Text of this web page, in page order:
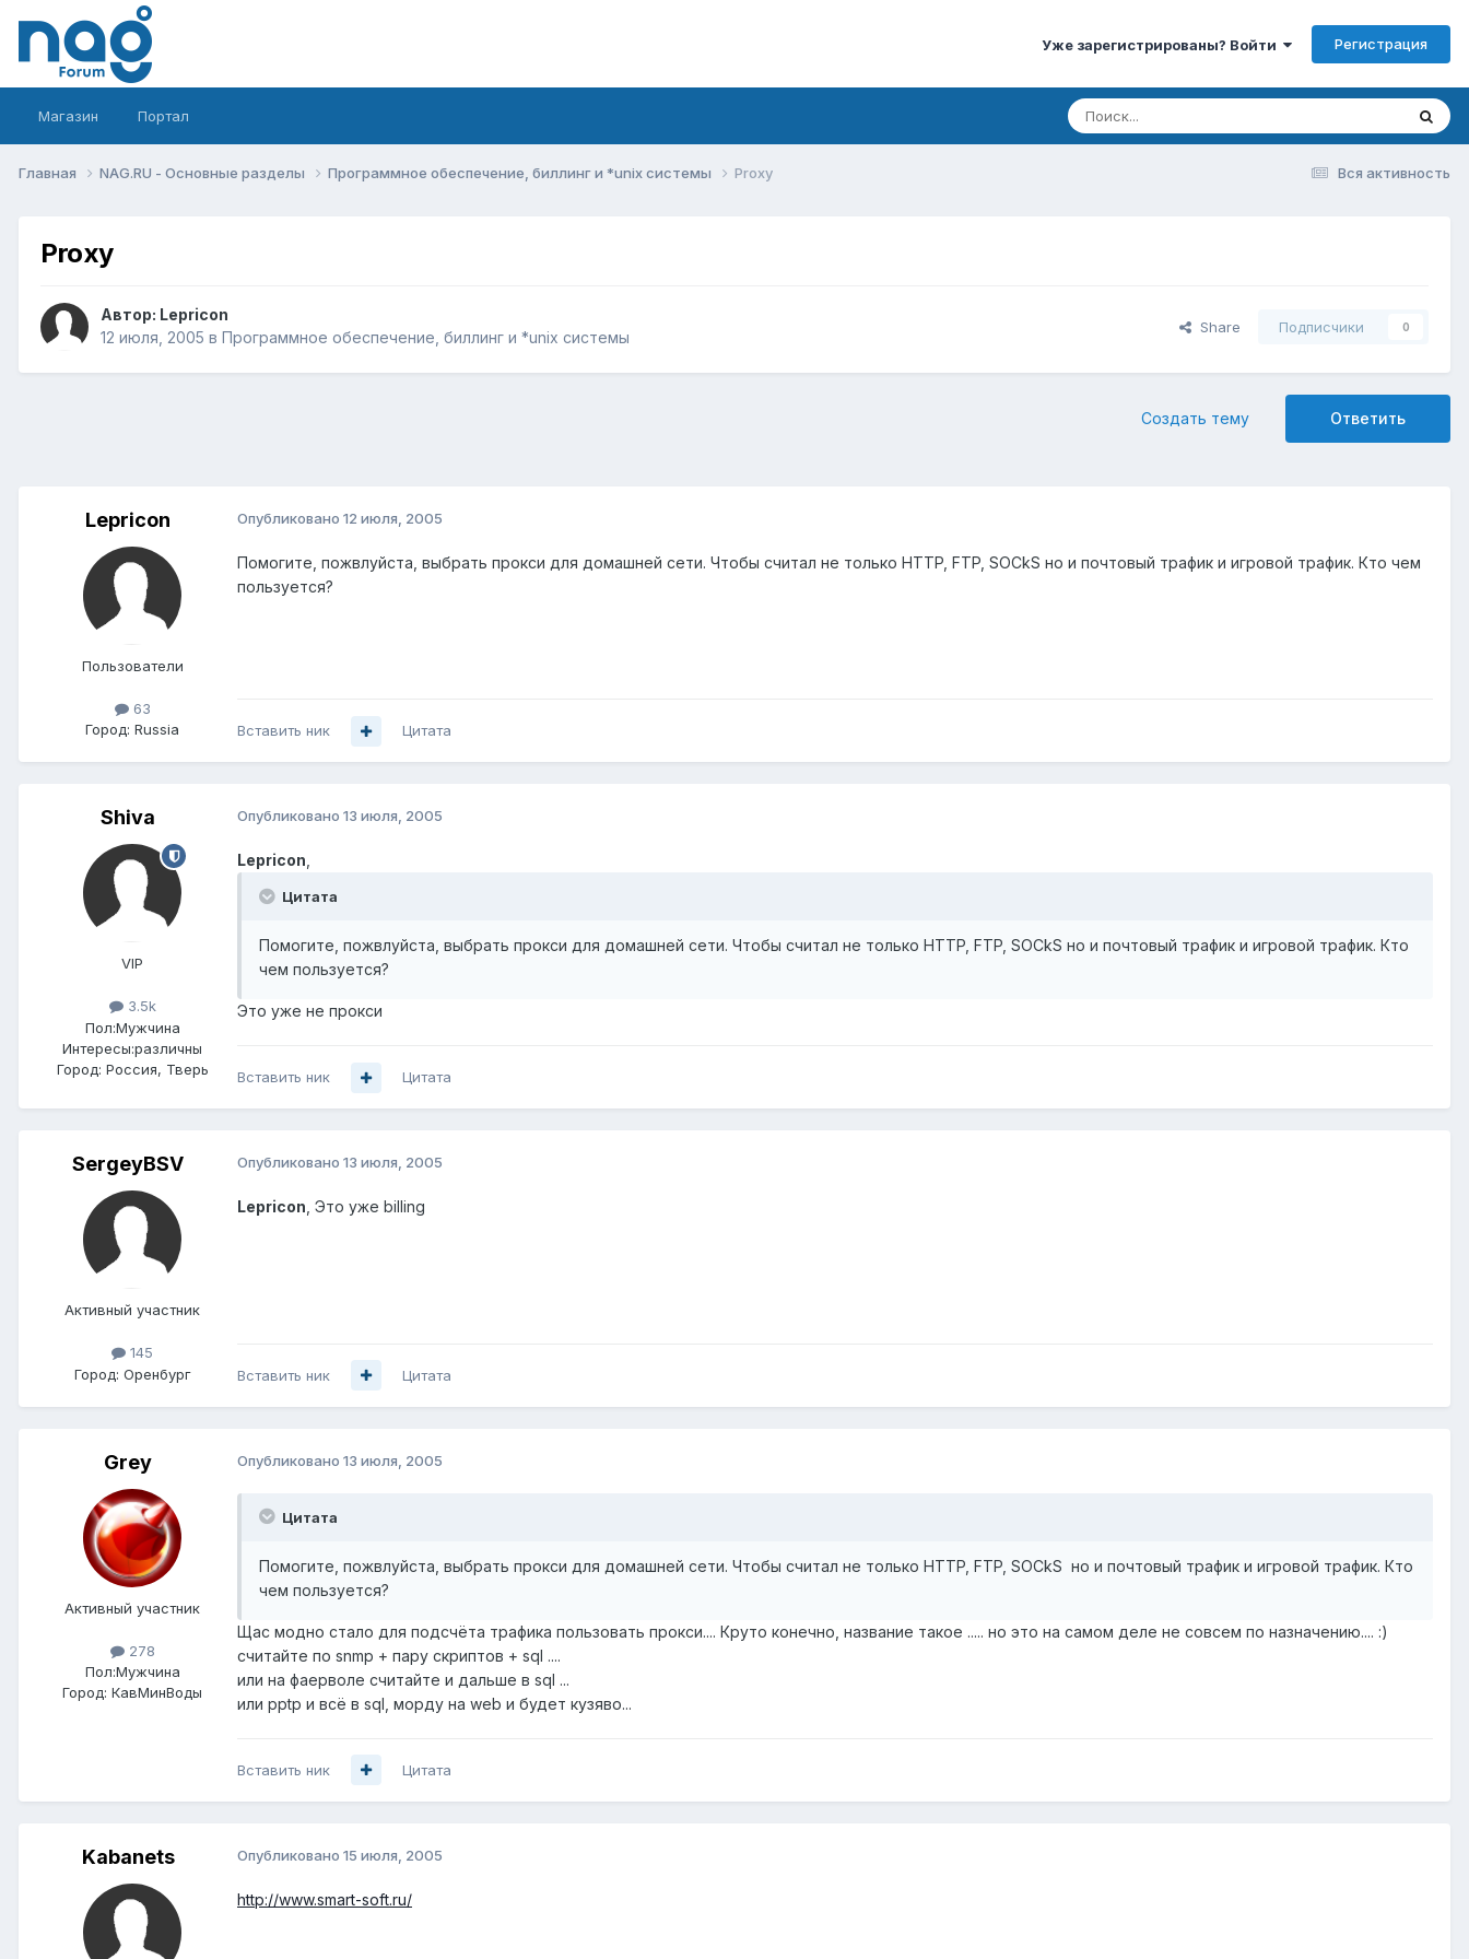
Уже зарегистрированы? Войти Регистрация
Магазин Портал
Вся активность
Главная NAG.RU - Основные разделы Программное обеспечение, биллинг и *unix системы Proxy
Proxy
Автор: Lepricon
12 июля, 2005 в Программное обеспечение, биллинг и *unix системы
Share Подписчики 0
Ответить
Создать тему
Lepricon
Пользователи
63
Город: Russia
Опубликовано 12 июля, 2005
Помогите, пожвлуйста, выбрать прокси для домашней сети. Чтобы считал не только HTTP, FTP, SOCkS но и почтовый трафик и игровой трафик. Кто чем
пользуется?
Вставить ник Цитата
Shiva
VIP
3.5k
Пол:Мужчина
Интересы:различны
Город: Россия, Тверь
Опубликовано 13 июля, 2005
Lepricon
Цитата
Помогите, пожвлуйста, выбрать прокси для домашней сети. Чтобы считал не только HTTP, FTP, SOCkS но и почтовый трафик и игровой трафик. Кто
чем пользуется?
Это уже не прокси
Вставить ник Цитата
SergeyBSV
Активный участник
145
Город: Оренбург
Опубликовано 13 июля, 2005
Lepricon , Это уже billing
Вставить ник Цитата
Grey
Активный участник
278
Пол:Мужчина
Город: КавМинВоды
Опубликовано 13 июля, 2005
Цитата
Помогите, пожвлуйста, выбрать прокси для домашней сети. Чтобы считал не только HTTP, FTP, SOCkS но и почтовый трафик и игровой трафик. Кто
чем пользуется?
Щас модно стало для подсчёта трафика пользовать прокси.... Круто конечно, название такое ..... но это на самом деле не совсем по назначению.... :)
считайте по snmp + пару скриптов + sql ....
или на фаерволе считайте и дальше в sql ...
или pptp и всё в sql, морду на web и будет кузяво...
Вставить ник Цитата
Kabanets Опубликовано 15 июля, 2005
http://www.smart-soft.ru/